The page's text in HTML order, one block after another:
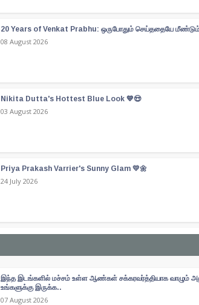
20 Years of Venkat Prabhu: ஒருபோதும் செய்ததையே மீண்டும்
08 August 2026
Nikita Dutta's Hottest Blue Look 💙😍
03 August 2026
Priya Prakash Varrier's Sunny Glam 💛🌼
24 July 2026
இந்த இடங்களில் மச்சம் உள்ள ஆண்கள் சக்கரவர்த்தியாக வாழும்
உங்களுக்கு இருக்க..
07 August 2026